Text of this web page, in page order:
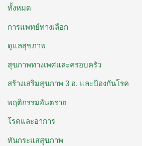
ทั้งหมด
การแพทย์ทางเลือก
ดูแลสุขภาพ
สุขภาพทางเพศและครอบครัว
สร้างเสริมสุขภาพ 3 อ. ​และป้องกันโรค
พฤติกรรมอันตราย
โรคและอาการ
ทันกระแสสุขภาพ